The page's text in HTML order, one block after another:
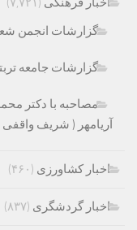
گزارشات انجمن
گزارشات جامعه
مصاحبه با دکتر
آریامهر ( شریف واقفی
اخبار کشاورزی (۴۶۰)
اخبار گردشگری (۸۳۷)